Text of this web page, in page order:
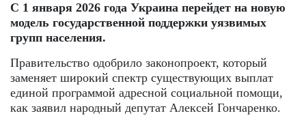
С 1 января 2026 года Украина перейдет на новую
модель государственной поддержки уязвимых
групп населения.
Правительство одобрило законопроект, который
заменяет широкий спектр существующих выплат
единой программой адресной социальной помощи,
как заявил народный депутат Алексей Гончаренко.